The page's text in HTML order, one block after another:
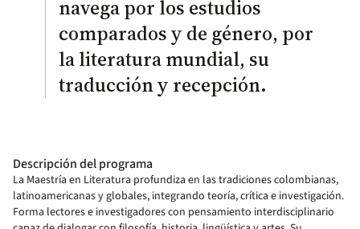
navega por los estudios
comparados y de género, por
la literatura mundial, su
traducción y recepción.
Descripción del programa
La Maestría en Literatura profundiza en las tradiciones colombianas,
latinoamericanas y globales, integrando teoría, crítica e investigación.
Forma lectores e investigadores con pensamiento interdisciplinario